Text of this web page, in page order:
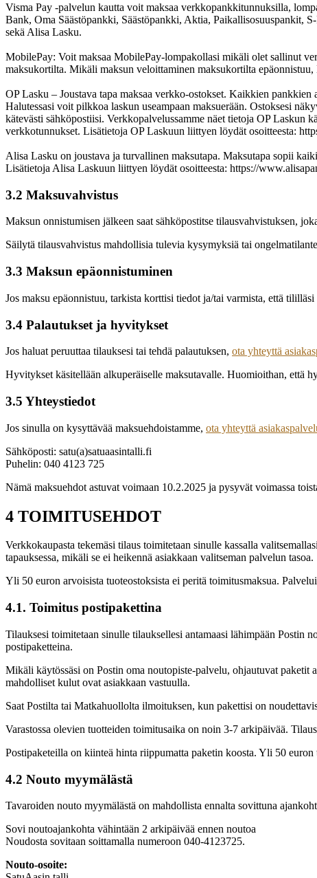
Visma Pay -palvelun kautta voit maksaa verkkopankkitunnuksilla,
Bank, Oma Säästöpankki, Säästöpankki, Aktia, Paikallisosuuspankit,
sekä Alisa Lasku.
MobilePay: Voit maksaa MobilePay-lompakollasi mikäli olet sallinut
maksukortilta. Mikäli maksun veloittaminen maksukortilta
OP Lasku – Joustava tapa maksaa verkko-ostokset. Kaikkien
Halutessasi voit pilkkoa laskun useampaan maksuerään. Ostoksesi
kätevästi sähköpostiisi. Verkkopalvelussamme näet tietoja OP Laskun
verkkotunnukset. Lisätietoja OP Laskuun liittyen löydät osoitteesta:
Alisa Lasku on joustava ja turvallinen maksutapa. Maksutapa sopii
Lisätietoja Alisa Laskuun liittyen löydät osoitteesta: https://
3.2 Maksuvahvistus
Maksun onnistumisen jälkeen saat sähköpostitse tilausvahvistuksen,
Säilytä tilausvahvistus mahdollisia tulevia kysymyksiä tai
3.3 Maksun epäonnistuminen
Jos maksu epäonnistuu, tarkista korttisi tiedot ja/tai varmista, että
3.4 Palautukset ja hyvitykset
Jos haluat peruuttaa tilauksesi tai tehdä palautuksen, ota yhteyttä
Hyvitykset käsitellään alkuperäiselle maksutavalle. Huomioithan, että
3.5 Yhteystiedot
Jos sinulla on kysyttävää maksuehdoistamme, ota yhteyttä
Sähköposti: satu(a)satuaasintalli.fi
Puhelin: 040 4123 725
Nämä maksuehdot astuvat voimaan 10.2.2025 ja pysyvät voimassa
4 TOIMITUSEHDOT
Verkkokaupasta tekemäsi tilaus toimitetaan sinulle kassalla
tapauksessa, mikäli se ei heikennä asiakkaan valitseman palvelun tasoa.
Yli 50 euron arvoisista tuoteostoksista ei peritä toimitusmaksua.
4.1. Toimitus postipakettina
Tilauksesi toimitetaan sinulle tilauksellesi antamaasi lähimpään Postin
postipaketteina.
Mikäli käytössäsi on Postin oma noutopiste-palvelu, ohjautuvat paketit
mahdolliset kulut ovat asiakkaan vastuulla.
Saat Postilta tai Matkahuollolta ilmoituksen, kun pakettisi on
Varastossa olevien tuotteiden toimitusaika on noin 3-7 arkipäivää.
Postipaketeilla on kiinteä hinta riippumatta paketin koosta. Yli 50
4.2 Nouto myymälästä
Tavaroiden nouto myymälästä on mahdollista ennalta sovittuna
Sovi noutoajankohta vähintään 2 arkipäivää ennen noutoa
Noudosta sovitaan soittamalla numeroon 040-4123725.
Nouto-osoite: